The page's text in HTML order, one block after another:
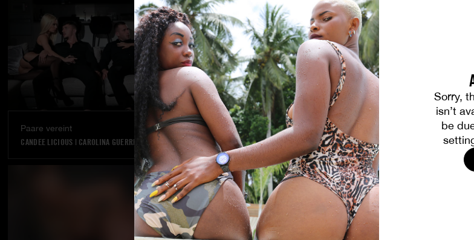
Sorry,
isn’t
be
Paare vereint
CANDEE LICIOUS | CAROLINA GUERRERO
Ein Traum wird wahr
VANNA BARDOT
Brennende
MILENA RAY|